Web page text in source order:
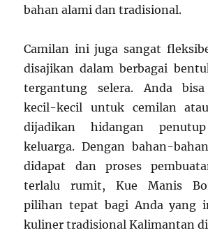
bahan alami dan tradisional.
Camilan ini juga sangat
disajikan dalam berbagai
tergantung selera. Anda bisa
kecil-kecil untuk cemilan
dijadikan hidangan
keluarga. Dengan bahan-
didapat dan proses
terlalu rumit, Kue Manis
pilihan tepat bagi Anda yang
kuliner tradisional Kalimantan